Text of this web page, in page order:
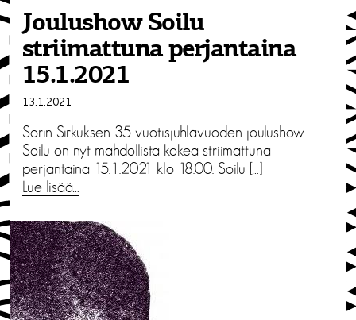
Joulushow Soilu
striimattuna perjantaina
15.1.2021
13.1.2021
Sorin Sirkuksen 35-vuotisjuhlavuoden joulushow
Soilu on nyt mahdollista kokea striimattuna
perjantaina 15.1.2021 klo 18.00. Soilu […]
Lue lisää…